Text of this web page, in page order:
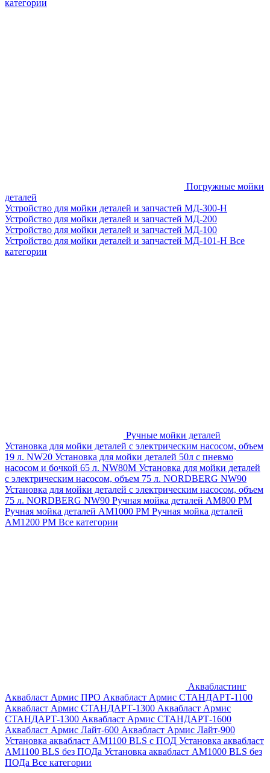
категории
Погружные мойки
деталей
Устройство для мойки деталей и запчастей МД-300-H
Устройство для мойки деталей и запчастей МД-200
Устройство для мойки деталей и запчастей МД-100
Устройство для мойки деталей и запчастей МД-101-Н Все
категории
Ручные мойки деталей
Установка для мойки деталей с электрическим насосом, объем
19 л. NW20 Установка для мойки деталей 50л с пневмо
насосом и бочкой 65 л. NW80M Установка для мойки деталей
с электрическим насосом, объем 75 л. NORDBERG NW90
Установка для мойки деталей с электрическим насосом, объем
75 л. NORDBERG NW90 Ручная мойка деталей АМ800 РМ
Ручная мойка деталей АМ1000 РМ Ручная мойка деталей
АМ1200 РМ Все категории
Аквабластинг
Аквабласт Армис ПРО Аквабласт Армис СТАНДАРТ-1100
Аквабласт Армис СТАНДАРТ-1300 Аквабласт Армис
СТАНДАРТ-1300 Аквабласт Армис СТАНДАРТ-1600
Аквабласт Армис Лайт-600 Аквабласт Армис Лайт-900
Установка аквабласт AM1100 BLS с ПОД Установка аквабласт
AM1100 BLS без ПОДа Установка аквабласт AM1000 BLS без
ПОДа Все категории